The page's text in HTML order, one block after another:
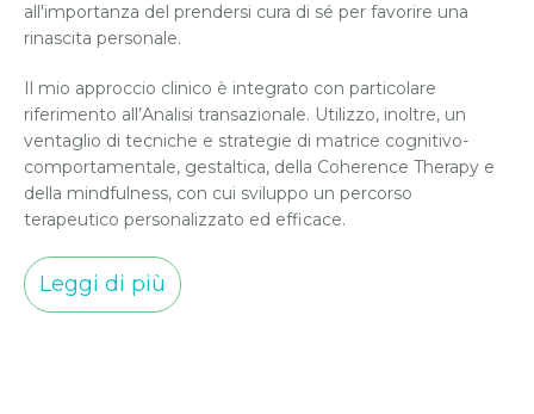
all'importanza del prendersi cura di sé per favorire una
rinascita personale.
Il mio approccio clinico è integrato con particolare
riferimento all’Analisi transazionale. Utilizzo, inoltre, un
ventaglio di tecniche e strategie di matrice cognitivo-
comportamentale, gestaltica, della Coherence Therapy e
della mindfulness, con cui sviluppo un percorso
terapeutico personalizzato ed efficace.
Leggi di più